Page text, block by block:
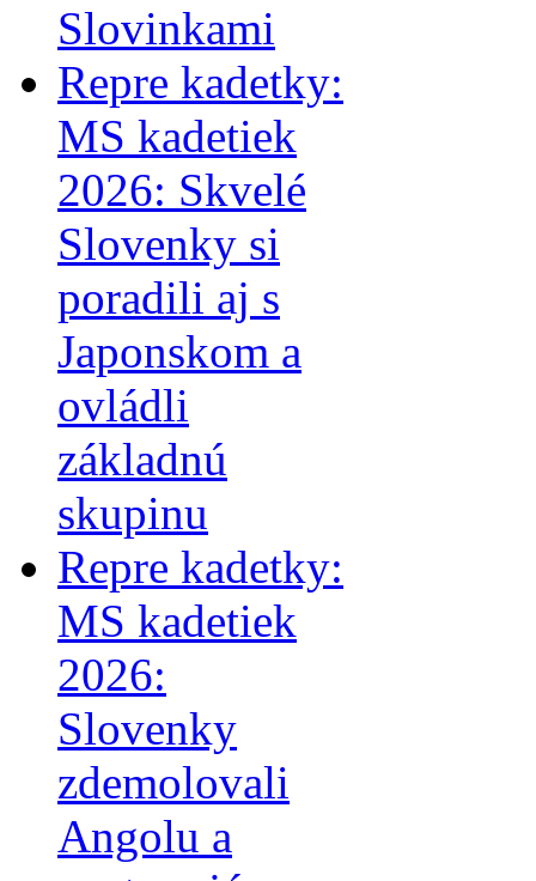
Slovinkami
Repre kadetky:
MS kadetiek
2026: Skvelé
Slovenky si
poradili aj s
Japonskom a
ovládli
základnú
skupinu
Repre kadetky:
MS kadetiek
2026:
Slovenky
zdemolovali
Angolu a